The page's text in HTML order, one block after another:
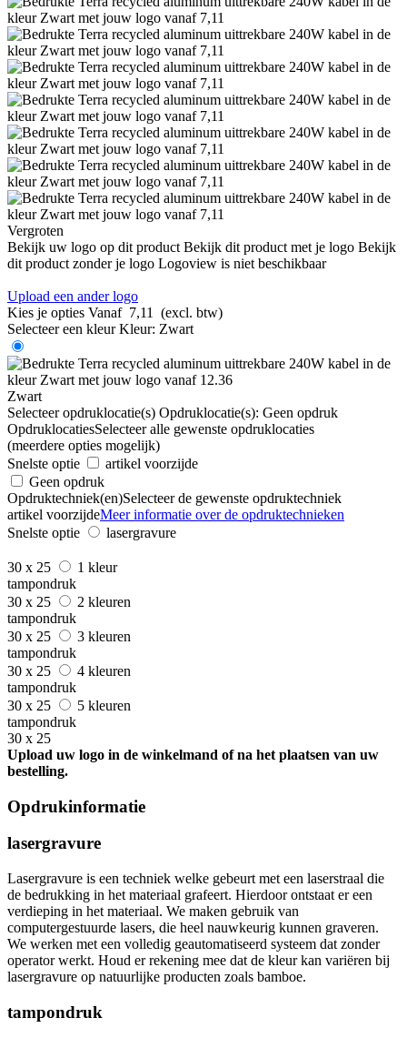
Vergroten
Bekijk uw logo op dit product Bekijk dit product met je logo Bekijk
dit product zonder je logo Logoview is niet beschikbaar
Upload een ander logo
Kies je opties Vanaf 7,11
(excl. btw)
Selecteer een kleur Kleur: Zwart
Zwart
Selecteer opdruklocatie(s) Opdruklocatie(s): Geen opdruk
OpdruklocatiesSelecteer alle gewenste opdruklocaties
(meerdere opties mogelijk)
Snelste optie
artikel voorzijde
Geen opdruk
Opdruktechniek(en)Selecteer de gewenste opdruktechniek
artikel voorzijdeMeer informatie over de opdruktechnieken
Snelste optie
lasergravure
30 x 25
1 kleur
tampondruk
30 x 25
2 kleuren
tampondruk
30 x 25
3 kleuren
tampondruk
30 x 25
4 kleuren
tampondruk
30 x 25
5 kleuren
tampondruk
30 x 25
Upload uw logo in de winkelmand of na het plaatsen van uw
bestelling.
Opdrukinformatie
lasergravure
Lasergravure is een techniek welke gebeurt met een laserstraal die
de bedrukking in het materiaal grafeert. Hierdoor ontstaat er een
verdieping in het materiaal. We maken gebruik van
computergestuurde lasers, die heel nauwkeurig kunnen graveren.
We werken met een volledig geautomatiseerd systeem dat zonder
operator werkt. Houd er rekening mee dat de kleur kan variëren bij
lasergravure op natuurlijke producten zoals bamboe.
tampondruk